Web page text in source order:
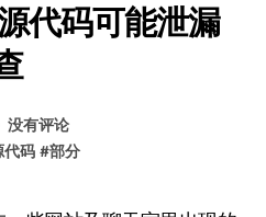
代码可能泄漏
没有评论
代码 #部分